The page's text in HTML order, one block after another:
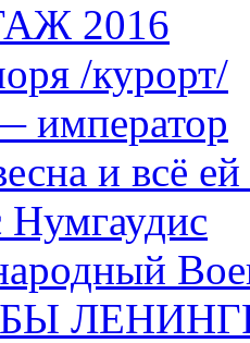
2016
/курорт/
император
и всё